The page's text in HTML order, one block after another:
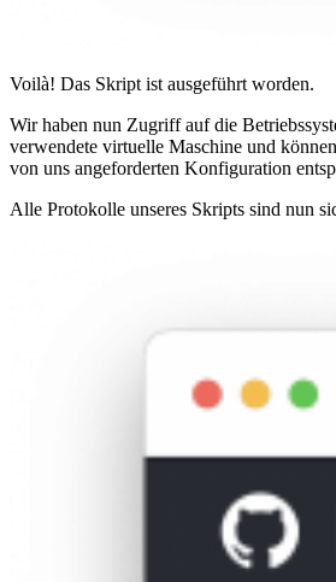
Voilà! Das Skript ist ausgeführt worden.
Wir haben nun Zugriff auf die
verwendete virtuelle Maschine und
von uns angeforderten Konfiguration
Alle Protokolle unseres Skripts sind nun